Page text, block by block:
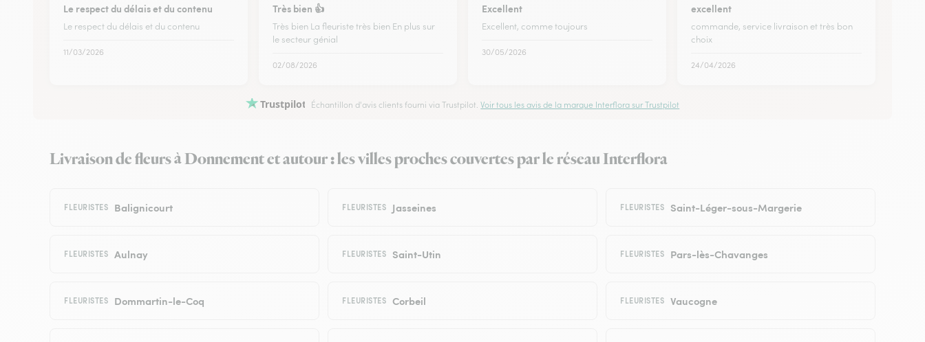
Le respect du délais et du contenu
Le respect du délais et du contenu
11/03/2026
Très bien 👍
Très bien La fleuriste très bien En plus sur
le secteur génial
02/08/2026
Excellent
Excellent, comme toujours
30/05/2026
excellent
commande, service livraison et très bon
choix
24/04/2026
Trustpilot Échantillon d'avis clients fourni via Trustpilot.Voir tous les avis de la marque Interflora sur Trustpilot
Livraison de fleurs à Donnement et autour : les villes proches couvertes par le réseau Interflora
FLEURISTES Balignicourt FLEURISTES Jasseines FLEURISTES Saint-Léger-sous-Margerie
FLEURISTES Aulnay FLEURISTES Saint-Utin FLEURISTES Pars-lès-Chavanges
FLEURISTES Dommartin-le-Coq FLEURISTES Corbeil FLEURISTES Vaucogne